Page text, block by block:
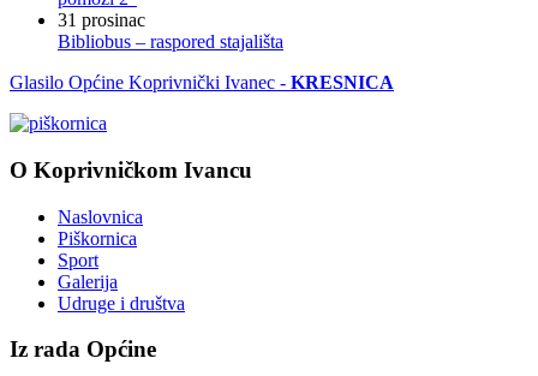
31 prosinac
Bibliobus – raspored stajališta
Glasilo Općine Koprivnički Ivanec - KRESNICA
O Koprivničkom Ivancu
Naslovnica
Piškornica
Sport
Galerija
Udruge i društva
Iz rada Općine